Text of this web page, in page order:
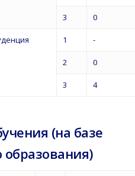
3 0
1 -
2 0
3 4
(на базе
образования)